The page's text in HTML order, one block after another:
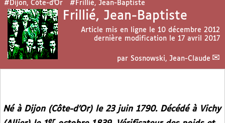
#Dijon, Côte-d’Or #Frillié, Jean-Baptiste
Frillié, Jean-Baptiste
Article mis en ligne le 10 décembre 2012
dernière modification le 17 avril 2017
par Sosnowski, Jean-Claude
Né à Dijon (Côte-d’Or) le 23 juin 1790. Décédé à Vichy
er